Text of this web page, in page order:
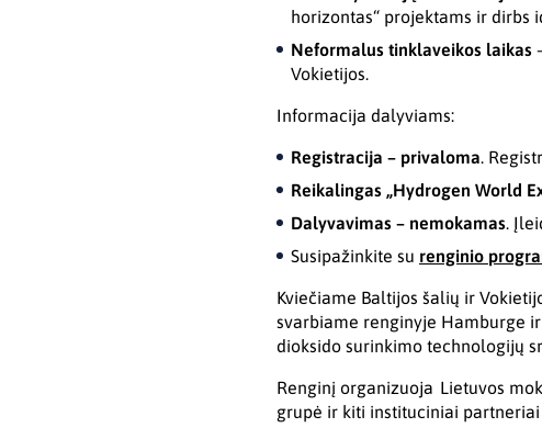
horizontas“ projektams ir dirbs
Neformalus tinklaveikos laikas
Vokietijos.
Informacija dalyviams:
Registracija – privaloma.
Reikalingas „Hydrogen World
Dalyvavimas – nemokamas.
Susipažinkite su renginio
Kviečiame Baltijos šalių ir
svarbiame renginyje Hamburge
dioksido surinkimo technologijų
Renginį organizuoja Lietuvos
grupė ir kiti instituciniai